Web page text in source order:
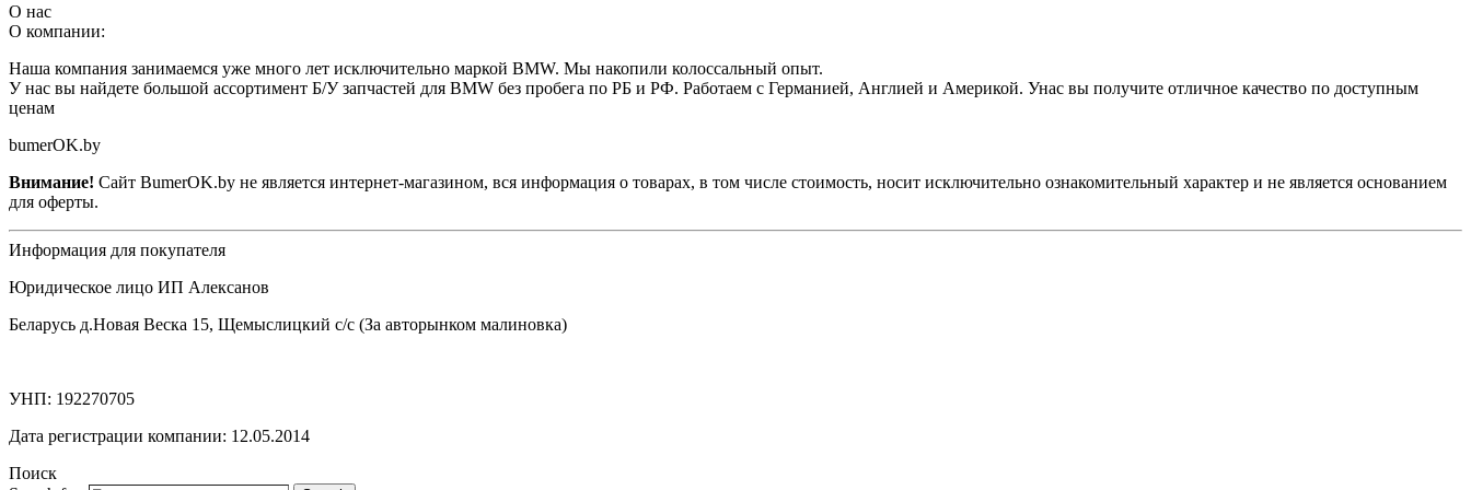
О нас
О компании:
Наша компания занимаемся уже много лет исключительно маркой BMW. Мы накопили колоссальный опыт.
У нас вы найдете большой ассортимент Б/У запчастей для BMW без пробега по РБ и РФ. Работаем с Германией, Англией и Америкой. Унас вы получите отличное качество по доступным
ценам
bumerOK.by
Внимание! Сайт BumerOK.by не является интернет-магазином, вся информация о товарах, в том числе стоимость, носит исключительно ознакомительный характер и не является основанием
для оферты.
Информация для покупателя
Юридическое лицо ИП Алексанов
Беларусь д.Новая Веска 15, Щемыслицкий с/с (За авторынком малиновка)
УНП: 192270705
Дата регистрации компании: 12.05.2014
Поиск